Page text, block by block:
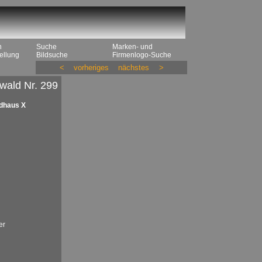
Suche
Bildsuche
Marken- und
Firmenlogo-Suche
< vorheriges nächstes >
Nr. 299
X